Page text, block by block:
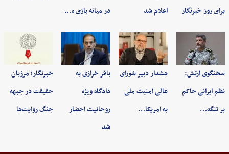
برای روز خبرنگار
اعلام شد
در میانه بازی ه…
سخنگوی ارتش:
نظم ایرانی حاکم
بر تنگه…
هشدار دبیر شورای
عالی امنیت ملی
به امریکا…
باقر خرازی به
دادگاه ویژه
روحانیت احضار
شد
خبرنگار؛ مرزبان
حقیقت در جبهه
جنگ روایت‌ها